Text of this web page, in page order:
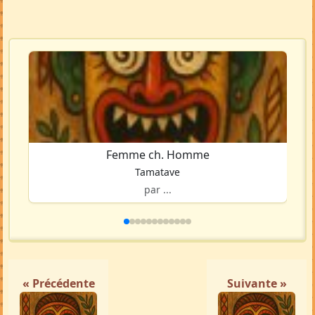
Femme ch. Homme
Tamatave
par ...